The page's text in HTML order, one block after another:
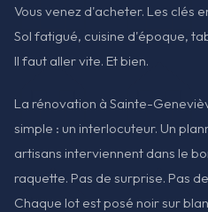
Vous venez d'acheter. Les clés
Sol fatigué, cuisine d'époque,
Il faut aller vite. Et bien.
La rénovation à Sainte-
simple : un interlocuteur. Un
artisans interviennent dans le
raquette. Pas de surprise. Pas
Chaque lot est posé noir sur